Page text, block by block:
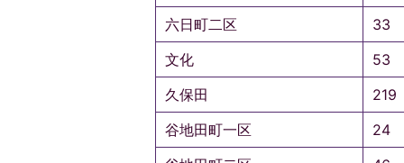
六日町二区
33
文化
53
久保田
219
谷地田町一区
24